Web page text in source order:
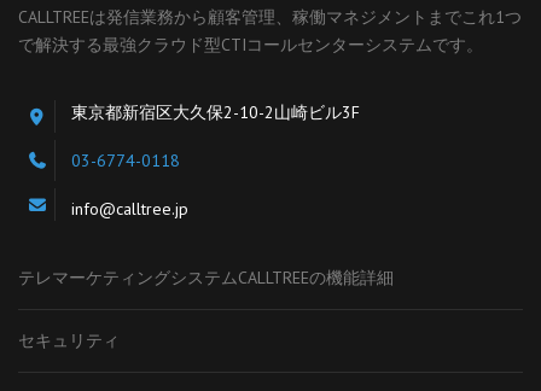
CALLTREEは発信業務から顧客管理、稼働マネジメントまでこれ1つ
で解決する最強クラウド型CTIコールセンターシステムです。
東京都新宿区大久保2-10-2山崎ビル3F
03-6774-0118
info@calltree.jp
テレマーケティングシステムCALLTREEの機能詳細
セキュリティ